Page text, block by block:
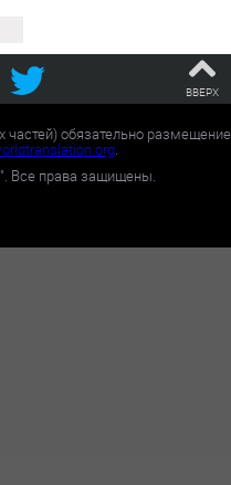
ВВЕРХ
частей) обязательно размещение
.
Все права защищены.